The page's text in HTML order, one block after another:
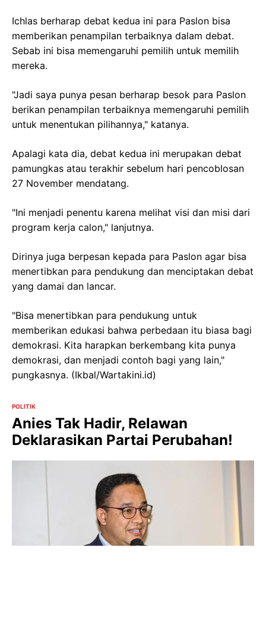
Ichlas berharap debat kedua ini para Paslon bisa
memberikan penampilan terbaiknya dalam debat.
Sebab ini bisa memengaruhi pemilih untuk memilih
mereka.
"Jadi saya punya pesan berharap besok para Paslon
berikan penampilan terbaiknya memengaruhi pemilih
untuk menentukan pilihannya," katanya.
Apalagi kata dia, debat kedua ini merupakan debat
pamungkas atau terakhir sebelum hari pencoblosan
27 November mendatang.
"Ini menjadi penentu karena melihat visi dan misi dari
program kerja calon," lanjutnya.
Dirinya juga berpesan kepada para Paslon agar bisa
menertibkan para pendukung dan menciptakan debat
yang damai dan lancar.
"Bisa menertibkan para pendukung untuk
memberikan edukasi bahwa perbedaan itu biasa bagi
demokrasi. Kita harapkan berkembang kita punya
demokrasi, dan menjadi contoh bagi yang lain,"
pungkasnya. (Ikbal/Wartakini.id)
POLITIK
Anies Tak Hadir, Relawan
Deklarasikan Partai Perubahan!